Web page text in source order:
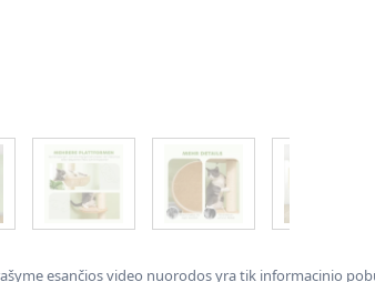
esančios video nuorodos yra tik informacinio